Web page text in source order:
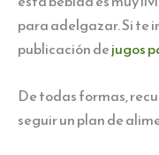
para adelgazar. Si te
publicación dejugos
De todas formas,
seguir un plan de